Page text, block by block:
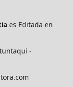
es Editada en
-